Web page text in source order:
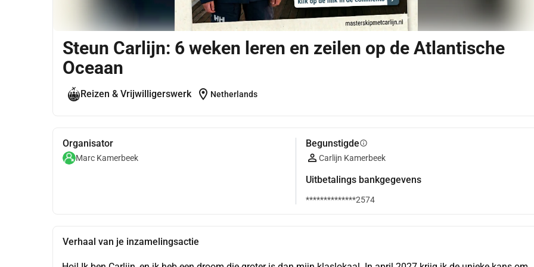
Steun Carlijn: 6 weken leren en zeilen op de Atlantische
Oceaan
Reizen & Vrijwilligerswerk location_on Netherlands
Organisator
Marc Kamerbeek
Begunstigdeinfo
Carlijn Kamerbeek
Uitbetalings bankgegevens
**************2574
Verhaal van je inzamelingsactie